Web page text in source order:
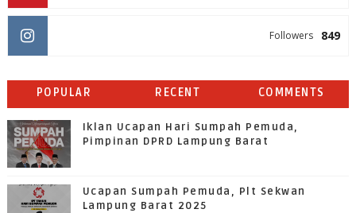
849
Followers
POPULAR RECENT COMMENTS
Iklan Ucapan Hari Sumpah Pemuda,
Pimpinan DPRD Lampung Barat
Ucapan Sumpah Pemuda, Plt Sekwan
Lampung Barat 2025